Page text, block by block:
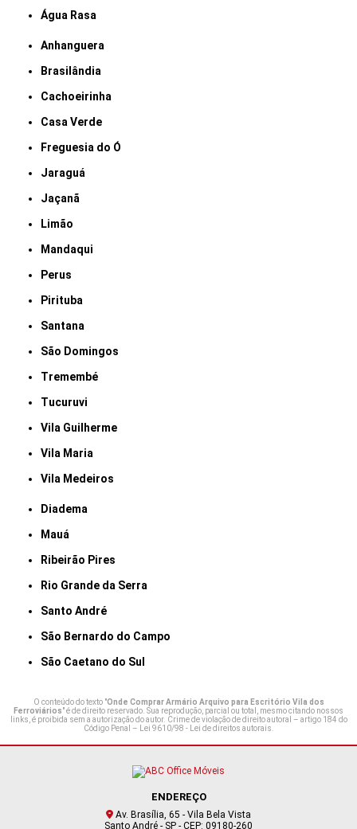
Água Rasa
Anhanguera
Brasilândia
Cachoeirinha
Casa Verde
Freguesia do Ó
Jaraguá
Jaçanã
Limão
Mandaqui
Perus
Pirituba
Santana
São Domingos
Tremembé
Tucuruvi
Vila Guilherme
Vila Maria
Vila Medeiros
Diadema
Mauá
Ribeirão Pires
Rio Grande da Serra
Santo André
São Bernardo do Campo
São Caetano do Sul
O conteúdo do texto "Onde Comprar Armário Arquivo para Escritório Vila dos
Ferroviários" é de direito reservado. Sua reprodução, parcial ou total, mesmo citando nossos
links, é proibida sem a autorização do autor. Crime de violação de direito autoral – artigo 184 do
Código Penal – Lei 9610/98 - Lei de direitos autorais.
ENDEREÇO
Av. Brasília, 65 - Vila Bela Vista
Santo André - SP - CEP: 09180-260